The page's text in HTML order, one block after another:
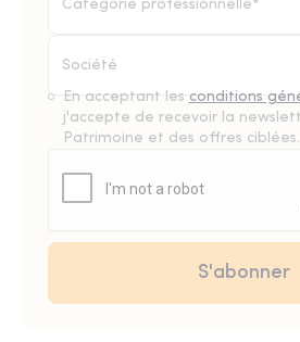
Catégorie professionnelle*
En acceptant les conditions
j'accepte de recevoir la
Patrimoine et des offres ciblées.